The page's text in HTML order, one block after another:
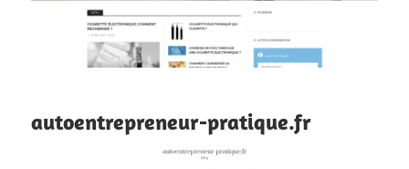
autoentrepreneur-pratique.fr